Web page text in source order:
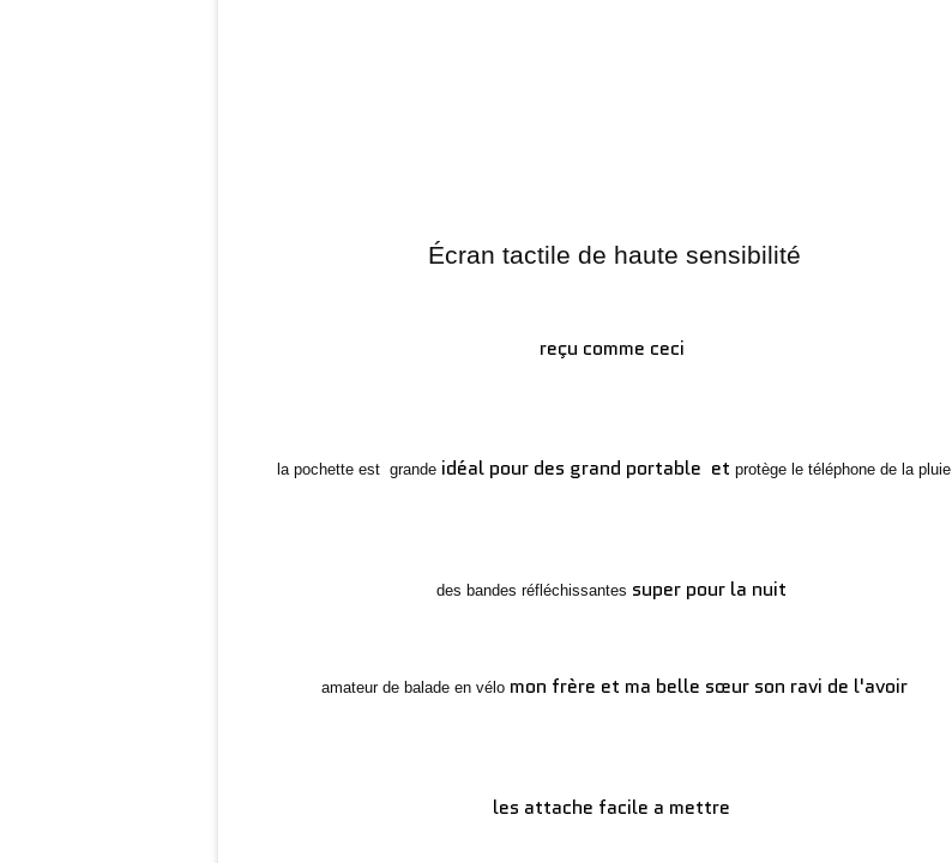
Écran tactile de haute sensibilité
reçu comme ceci
la pochette est grande idéal pour des grand portable et protège le téléphone de la pluie
des bandes réfléchissantes super pour la nuit
amateur de balade en vélomon frère et ma belle sœur son ravi de l'avoir
les attache facile a mettre